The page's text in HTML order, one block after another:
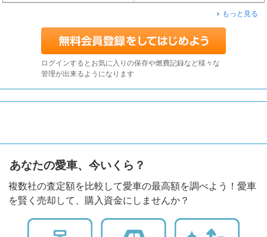
もっと見る
ログインするとお気に入りの保存や燃費記録など様々な
管理が出来るようになります
あなたの愛車、今いくら？
複数社の査定額を比較して愛車の最高額を調べよう！愛車
を賢く売却して、購入資金にしませんか？